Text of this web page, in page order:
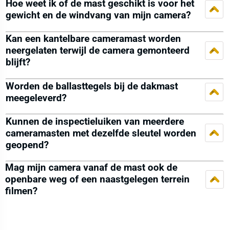
Hoe weet ik of de mast geschikt is voor het
gewicht en de windvang van mijn camera?
Kan een kantelbare cameramast worden
neergelaten terwijl de camera gemonteerd
blijft?
Worden de ballasttegels bij de dakmast
meegeleverd?
Kunnen de inspectieluiken van meerdere
cameramasten met dezelfde sleutel worden
geopend?
Mag mijn camera vanaf de mast ook de
openbare weg of een naastgelegen terrein
filmen?